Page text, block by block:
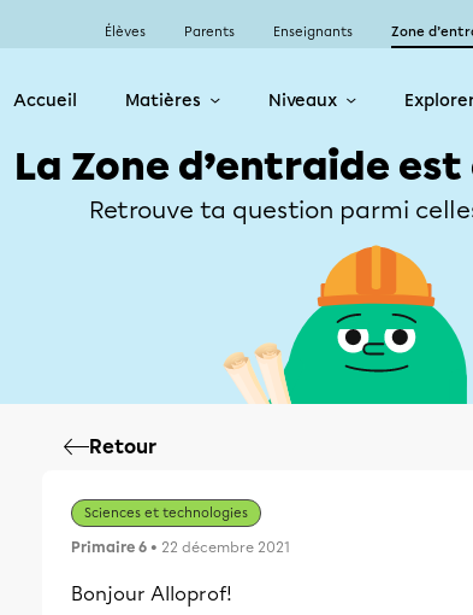
Élèves Parents Enseignants Zone
Accueil Matières Niveaux
La Zone d’entraide
Retrouve ta question parmi
Retour
Sciences et technologies
Primaire 6 • 22 décembre 2021
Bonjour Alloprof!